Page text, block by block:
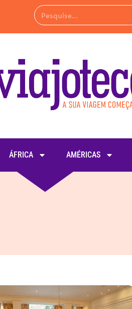
ÁFRICA AMÉRICAS